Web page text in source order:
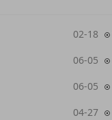
02-18
06-05
06-05
04-27